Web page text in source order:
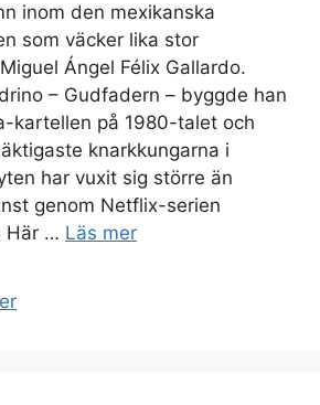
inom den mexikanska
som väcker lika stor
Ángel Félix Gallardo.
– Gudfadern – byggde han
kartellen på 1980-talet och
knarkkungarna i
har vuxit sig större än
genom Netflix-serien
Här … Läs mer